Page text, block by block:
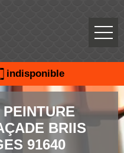
indisponible
BRIIS
91640